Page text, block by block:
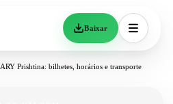
Baixar
Prishtina: bilhetes, horários e transporte